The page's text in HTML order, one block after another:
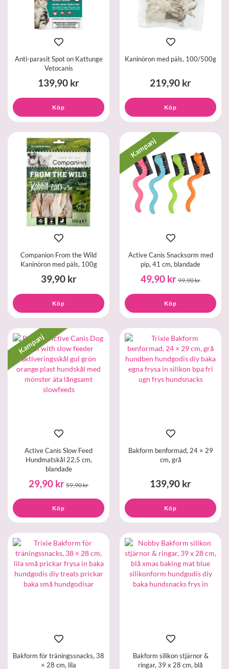
Anti-parasit Spot on Kattunge
Vetocanis
139,90 kr
Köp
Kaninöron med päls, 100/500g
219,90 kr
Köp
Companion From the Wild
Kaninöron med päls, 100g
39,90 kr
Köp
Kampanj
Active Canis Snacksorm med
pip, 41 cm, blandade
49,90 kr 99,90 kr
Köp
Kampanj
Active Canis Slow Feed
Hundmatskål 22,5 cm,
blandade
29,90 kr 59,90 kr
Köp
Bakform benformad, 24 × 29
cm, grå
139,90 kr
Köp
Bakform för träningssnacks, 38
× 28 cm, lila
Bakform silikon stjärnor &
ringar, 39 x 28 cm, blå